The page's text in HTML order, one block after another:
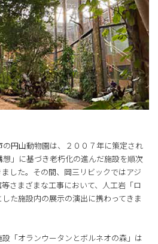
の円山動物園は、２００７年に策定され
」に基づき老朽化の進んだ施設を順次
した。その間、岡三リビックではアジ
さまざまな工事において、人工岩「ロ
た施設内の展示の演出に携わってきま
「オランウータンとボルネオの森」は